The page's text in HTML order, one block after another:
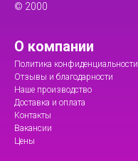
© 2000
О компании
Политика конфиденциальности
Отзывы и благодарности
Наше производство
Доставка и оплата
Контакты
Вакансии
Цены